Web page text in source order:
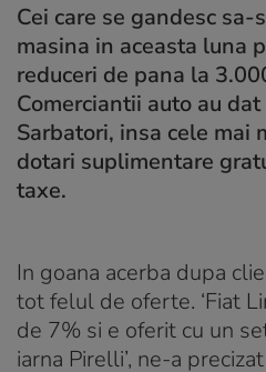
Cei care se gandesc sa-
masina in aceasta luna
reduceri de pana la
Comerciantii auto au
Sarbatori, insa cele mai
dotari suplimentare
taxe.
In goana acerba dupa
tot felul de oferte. ‘Fiat
de 7% si e oferit cu un
iarna Pirelli’, ne-a